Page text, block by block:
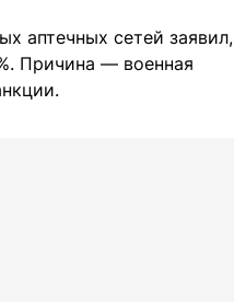
аптечных сетей заявил,
Причина — военная